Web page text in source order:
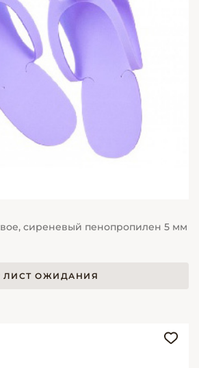
сиреневый пенопропилен 5 мм
ЛИСТ ОЖИДАНИЯ